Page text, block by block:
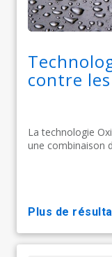
contre
La technologie
une combinaison
plus de